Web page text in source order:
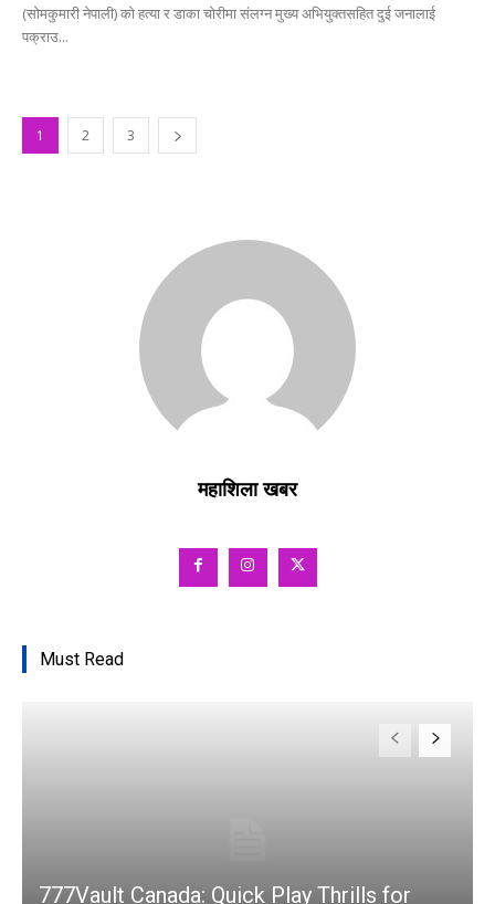
(सोमकुमारी नेपाली) को हत्या र डाका चोरीमा संलग्न मुख्य अभियुक्तसहित दुई जनालाई
पक्राउ...
1 2 3
महाशिला खबर
Must Read
777Vault Canada: Quick Play Thrills for